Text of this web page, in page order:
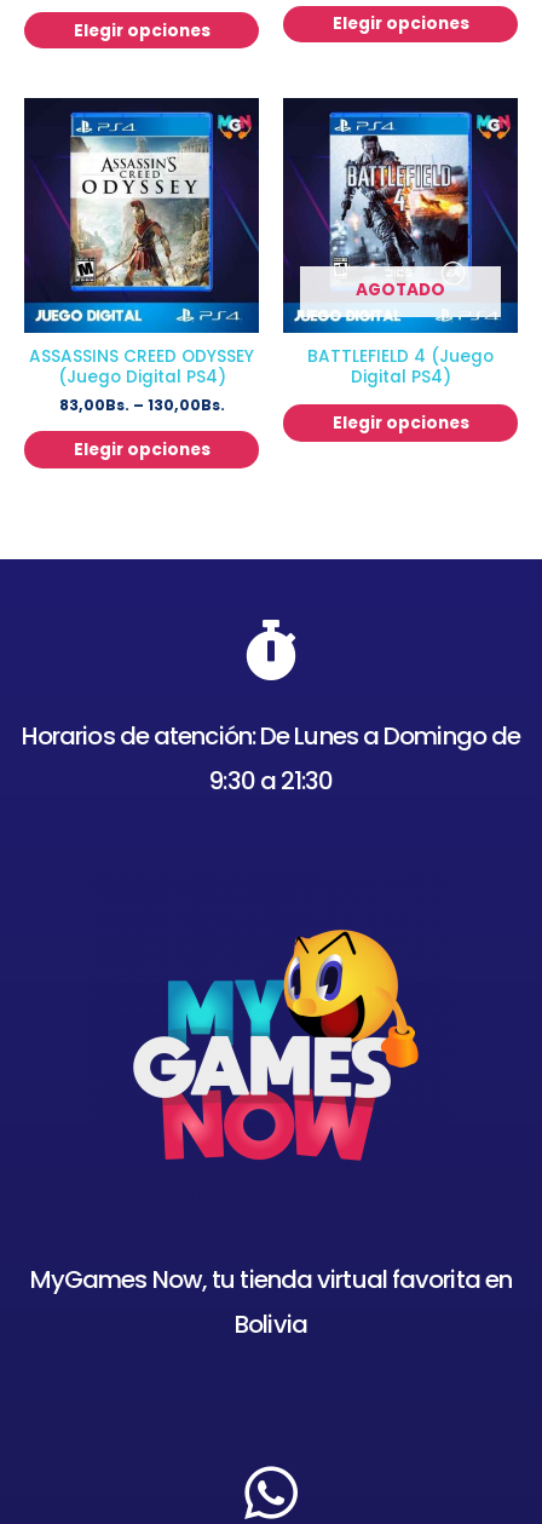
Elegir opciones
Elegir opciones
ASSASSINS CREED ODYSSEY
(Juego Digital PS4)
83,00Bs. – 130,00Bs.
Elegir opciones
AGOTADO
BATTLEFIELD 4 (Juego
Digital PS4)
Elegir opciones
Horarios de atención: De Lunes a Domingo de
9:30 a 21:30
MyGames Now, tu tienda virtual favorita en
Bolivia